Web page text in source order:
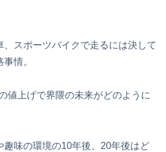
スポーツバイクで走るには決して
情。
値上げで界隈の未来がどのように
趣味の環境の10年後、20年後はど